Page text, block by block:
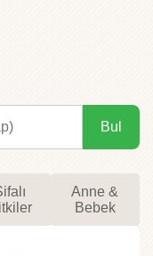
Bul
Anne &
Bebek